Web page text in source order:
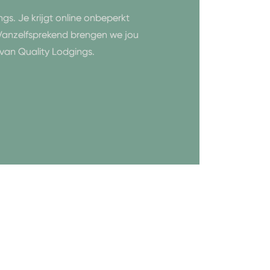
Je krijgt online onbeperkt
brengen we jou
Quality Lodgings.